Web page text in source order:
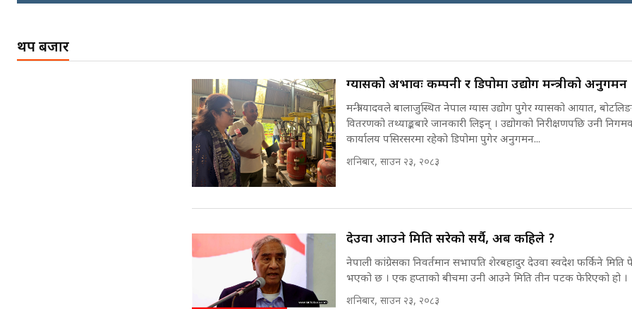
निम्सदाइसँगै अस्ताएका
foot with Nimsdai |
गोली ठोकेर पक्राउ
गरिएको कर्मा ग्याङको
अपराध श्रृङ्खला ||
SIDHAKURA ||
नभाँडिएको सद्भाव :
। के हो समस्या ? ||
SIDHAKURA ||
लामिछाने ||
SIDHAKURA ||
प्रधानमन्त्री बालेनले
सम्बोधनमा के भने ? ||
over
Minister ||
SIDHAKURA
पोप्पोको
भएको थियो
|| Raj Kumar
||
थप बजार
ग्यासको अभावः कम्पनी र डिपोमा उद्योग मन्त्रीको अनुगमन
मन्त्री यादवले बालाजुस्थित नेपाल ग्यास उद्योग पुगेर ग्यासको आयात, बोटलिङ
वितरणको तथ्याङ्कबारे जानकारी लिइन् । उद्योगको निरीक्षणपछि उनी
कार्यालय पसिरसरमा रहेको डिपोमा पुगेर अनुगमन...
शनिबार, साउन २३, २०८३
देउवा आउने मिति सरेको सर्यै, अब कहिले ?
नेपाली कांग्रेसका निवर्तमान सभापति शेरबहादुर देउवा स्वदेश फर्किने मिति
भएको छ । एक हप्ताको बीचमा उनी आउने मिति तीन पटक फेरिएको हो ।
शनिबार, साउन २३, २०८३